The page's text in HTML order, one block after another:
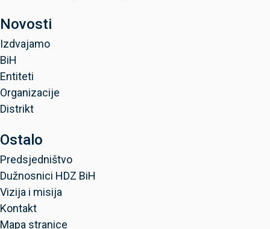
Novosti
Izdvajamo
BiH
Entiteti
Organizacije
Distrikt
Ostalo
Predsjedništvo
Dužnosnici HDZ BiH
Vizija i misija
Kontakt
Mapa stranice